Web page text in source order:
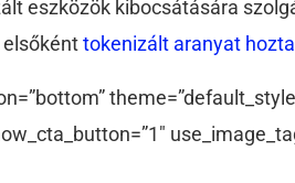
eszközök kibocsátására
elsőkénttokenizált aranyat